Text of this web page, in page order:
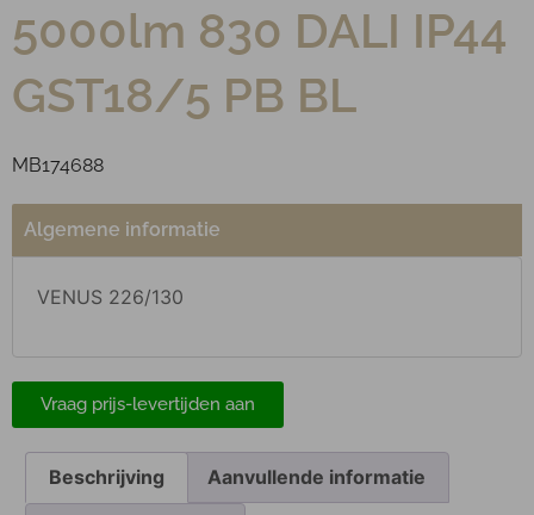
5000lm 830 DALI IP44
GST18/5 PB BL
MB174688
Algemene informatie
VENUS 226/130
Vraag prijs-levertijden aan
Beschrijving Aanvullende informatie